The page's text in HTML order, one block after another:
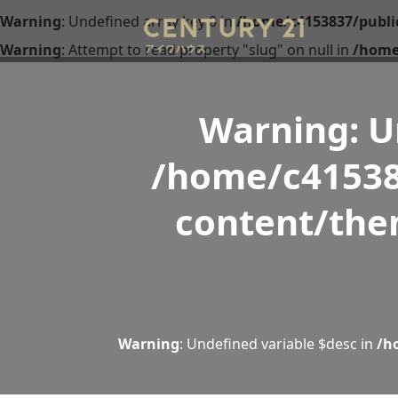
Warning: Undefined array key 0 in/home/c4153837/
Warning: Attempt to read property "slug" on null in /
Warning:
/home/
content/
Warning: Undefined variable $desc in /